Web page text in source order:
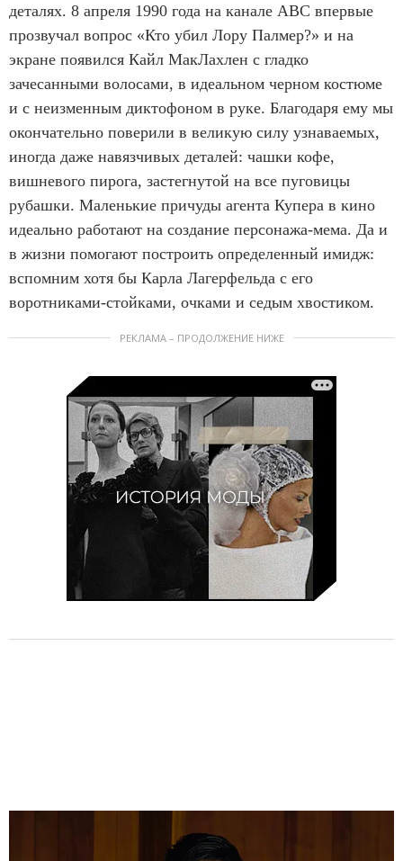
деталях. 8 апреля 1990 года на канале ABC впервые
прозвучал вопрос «Кто убил Лору Палмер?» и на
экране появился Кайл МакЛахлен с гладко
зачесанными волосами, в идеальном черном костюме
и с неизменным диктофоном в руке. Благодаря ему мы
окончательно поверили в великую силу узнаваемых,
иногда даже навязчивых деталей: чашки кофе,
вишневого пирога, застегнутой на все пуговицы
рубашки. Маленькие причуды агента Купера в кино
идеально работают на создание персонажа-мема. Да и
в жизни помогают построить определенный имидж:
вспомним хотя бы Карла Лагерфельда с его
воротниками-стойками, очками и седым хвостиком.
РЕКЛАМА – ПРОДОЛЖЕНИЕ НИЖЕ